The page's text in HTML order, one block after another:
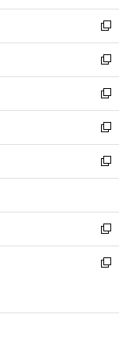
開
く
ウ
で
開
く
ン
ド
ウ
で
開
く
ウ
ィ
ン
ド
ウ
で
開
く
新
し
い
ウ
ィ
ン
ド
ウ
で
開
新
し
い
ウ
ィ
ン
ド
ウ
開
く
新
し
い
ウ
ィ
ン
ウ
で
開
く
新
し
い
ウ
ン
ド
ウ
で
新
し
ウ
ィ
ン
ド
開
新
し
い
ン
新
ウ